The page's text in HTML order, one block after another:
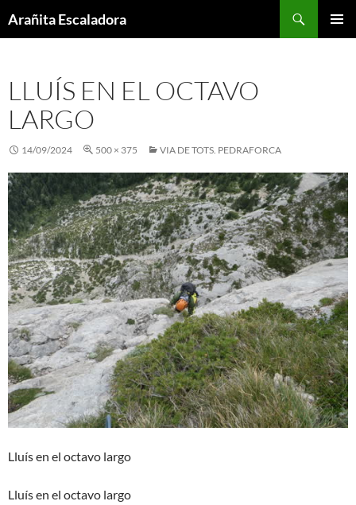
toArañita Escaladora
LLUÍS EN EL OCTAVO
LARGO
14/09/2024 500 × 375 VIA DE TOTS. PEDRAFORCA
Lluís en el octavo largo
Lluís en el octavo largo